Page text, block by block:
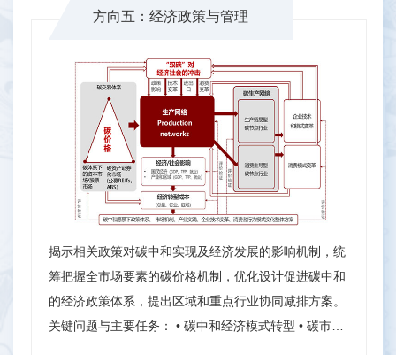
方向五：经济政策与管理
揭示相关政策对碳中和实现及经济发展的影响机制，统
筹把握全市场要素的碳价格机制，优化设计促进碳中和
的经济政策体系，提出区域和重点行业协同减排方案。
关键问题与主要任务： • 碳中和经济模式转型 • 碳市场